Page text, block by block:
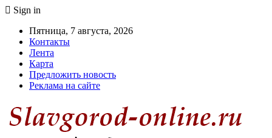
Sign in
Пятница, 7 августа, 2026
Контакты
Лента
Карта
Предложить новость
Реклама на сайте